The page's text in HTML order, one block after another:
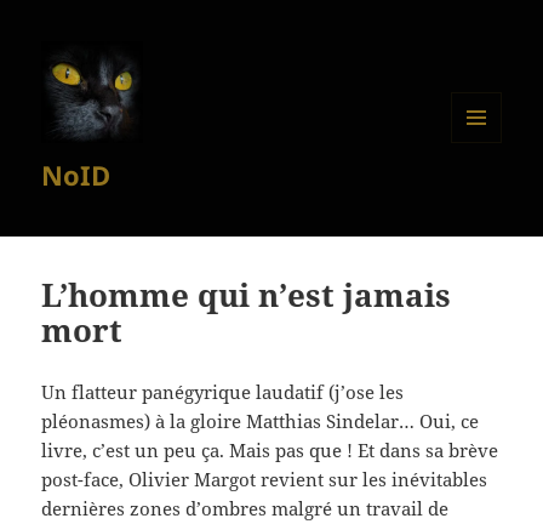
NoID
L’homme qui n’est jamais
mort
Un flatteur panégyrique laudatif (j’ose les
pléonasmes) à la gloire Matthias Sindelar… Oui, ce
livre, c’est un peu ça. Mais pas que ! Et dans sa brève
post-face, Olivier Margot revient sur les inévitables
dernières zones d’ombres malgré un travail de